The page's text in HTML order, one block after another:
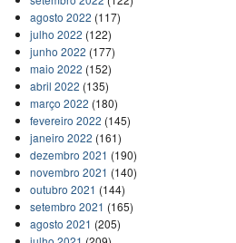
agosto 2022 (117)
julho 2022 (122)
junho 2022 (177)
maio 2022 (152)
abril 2022 (135)
março 2022 (180)
fevereiro 2022 (145)
janeiro 2022 (161)
dezembro 2021 (190)
novembro 2021 (140)
outubro 2021 (144)
setembro 2021 (165)
agosto 2021 (205)